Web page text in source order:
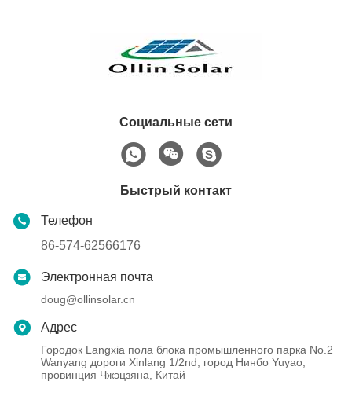
Социальные сети
Быстрый контакт
Телефон
86-574-62566176
Электронная почта
doug@ollinsolar.cn
Адрес
Городок Langxia пола блока промышленного парка No.2
Wanyang дороги Xinlang 1/2nd, город Нинбо Yuyao,
провинция Чжэцзяна, Китай